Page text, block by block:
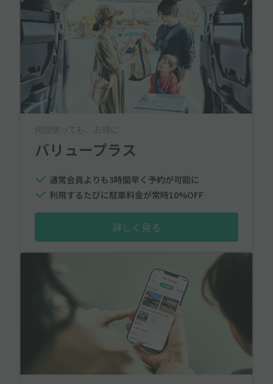
何回使っても、お得に
バリュープラス
通常会員よりも3時間早く予約が可能に
利用するたびに駐車料金が常時10%OFF
詳しく見る